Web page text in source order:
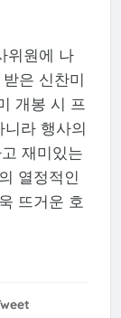
위원에 나
은 신찬미
개봉 시 프
라 행사의
재미있는
열정적인
뜨거운 호